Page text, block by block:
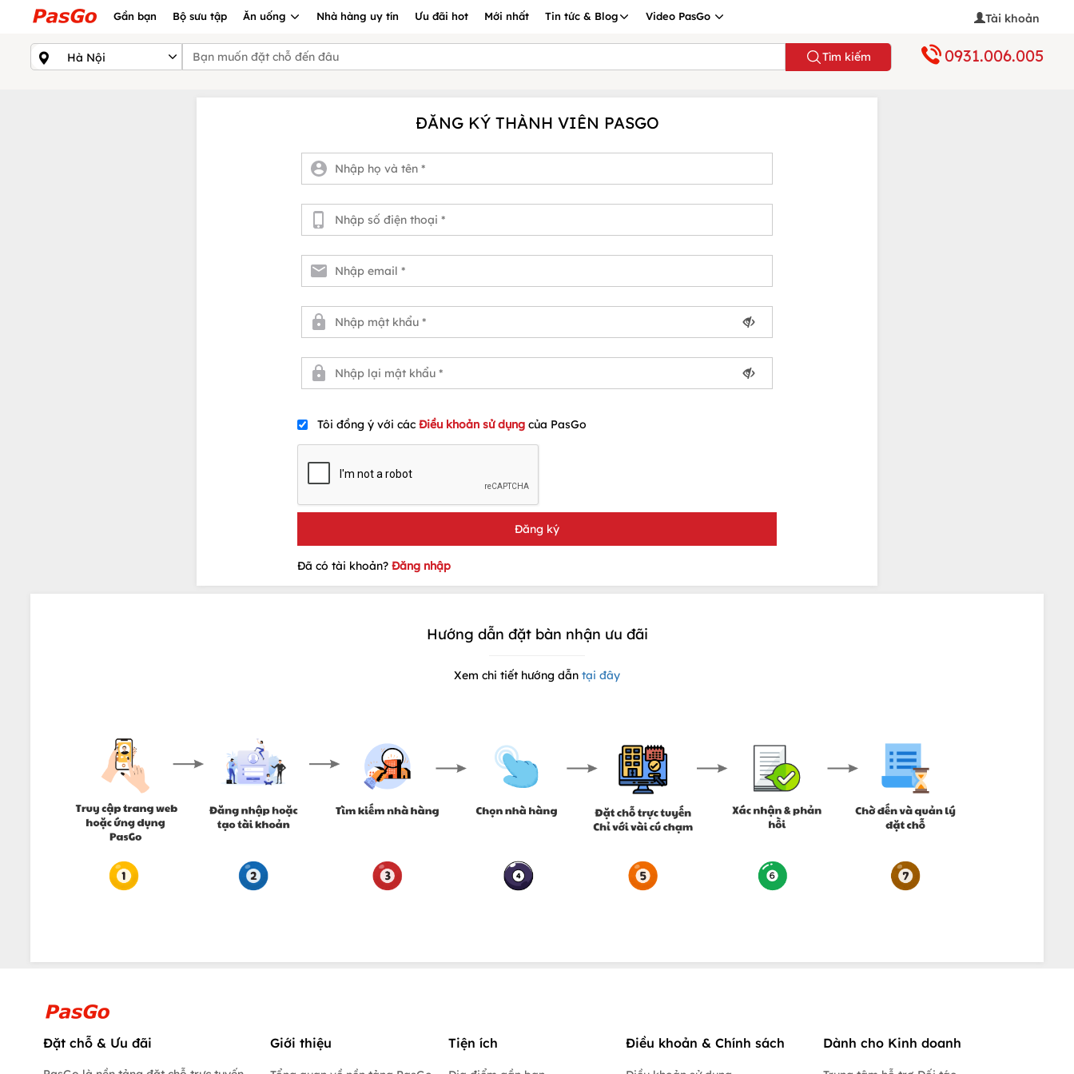
Gần bạn Bộ sưu tập Ăn uống Nhà hàng uy tín Ưu đãi hot Mới nhất Tin tức & Blog Video PasGo Tài khoản
Tìm kiếm 0931.006.005
ĐĂNG KÝ THÀNH VIÊN PASGO
Tôi đồng ý với các Điều khoản sử dụng của PasGo
Đã có tài khoản? Đăng nhập
Hướng dẫn đặt bàn nhận ưu đãi
Xem chi tiết hướng dẫn tại đây
Đặt chỗ & Ưu đãi Giới thiệu Tiện ích Điều khoản & Chính sách Dành cho Kinh doanh